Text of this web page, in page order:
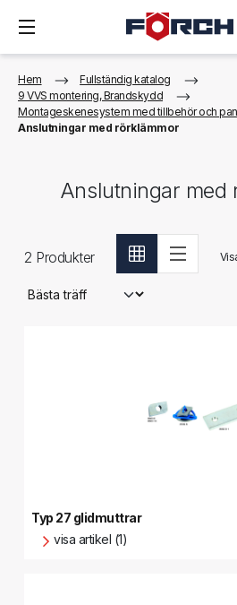
Hem
Fullständig katalog
9 VVS montering, Brandskydd
Montageskene­system med tillbehör och
Anslutningar med rörklämmor
Anslutningar med
2 Produkter
Typ 27 glidmuttrar
visa artikel (1)